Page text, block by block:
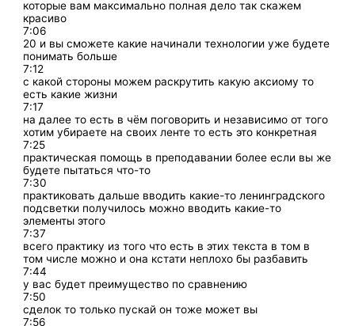
которые вам максимально полная дело так скажем
красиво
7:06
20 и вы сможете какие начинали технологии уже будете
понимать больше
7:12
с какой стороны можем раскрутить какую аксиому то
есть какие жизни
7:17
на далее то есть в чём поговорить и независимо от того
хотим убираете на своих ленте то есть это конкретная
7:25
практическая помощь в преподавании более если вы же
будете пытаться что-то
7:30
практиковать дальше вводить какие-то ленинградского
подсветки получилось можно вводить какие-то
элементы этого
7:37
всего практику из того что есть в этих текста в том в
том числе можно и она кстати неплохо бы разбавить
7:44
у вас будет преимущество по сравнению
7:50
сделок то только пускай он тоже может вы
7:56